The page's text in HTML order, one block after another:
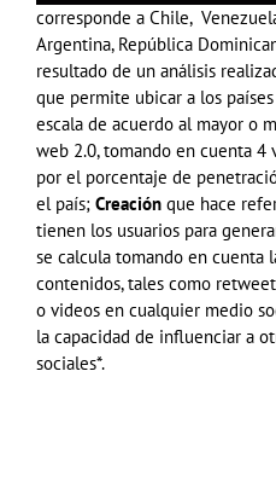
corresponde a Chile,
Argentina, República
resultado de un análisis
que permite ubicar a los
escala de acuerdo al mayor o
web 2.0, tomando en cuenta 4
por el porcentaje de
el país; Creación que hace
tienen los usuarios para
se calcula tomando en
contenidos, tales como
o videos en cualquier medio
la capacidad de influenciar a
sociales*.